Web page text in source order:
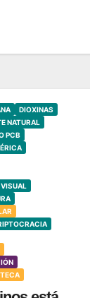
DIOXINAS
NATURAL
PCB